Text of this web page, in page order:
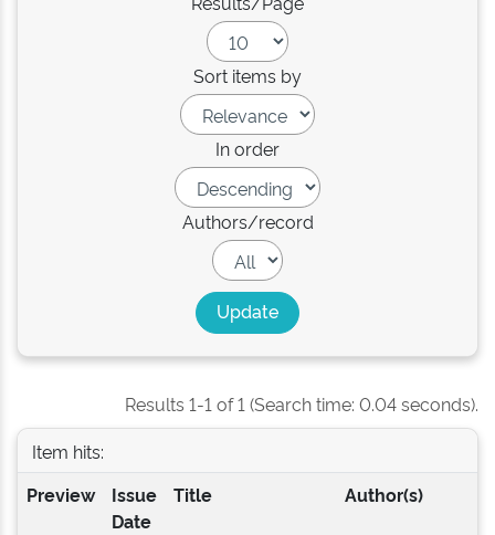
Sort items by
In order
Authors/record
Results 1-1 of 1 (Search time: 0.04 seconds).
Item hits:
Preview
Issue
Date
Title Author(s)